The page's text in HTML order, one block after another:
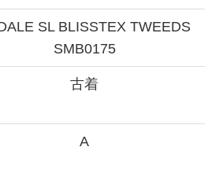
SL BLISSTEX TWEEDS
SMB0175
古着
A